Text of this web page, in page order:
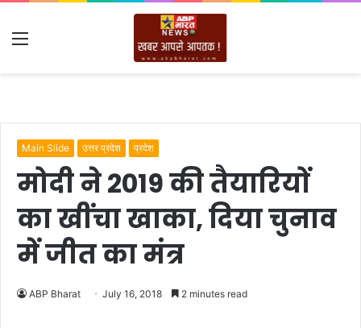
Menu
Main Slide उत्तर प्रदेश प्रदेश
मोदी ने 2019 की तैयारियों
का खींचा खाका, दिया चुनाव
में जीत का मंत्र
ABP Bharat July 16, 2018 2 minutes read